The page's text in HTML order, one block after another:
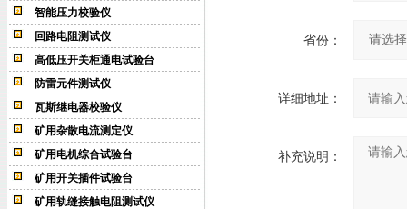
智能压力校验仪
回路电阻测试仪
高低压开关柜通电试验台
防雷元件测试仪
瓦斯继电器校验仪
矿用杂散电流测定仪
矿用电机综合试验台
矿用开关插件试验台
矿用轨缝接触电阻测试仪
省份：
详细地址：
补充说明：